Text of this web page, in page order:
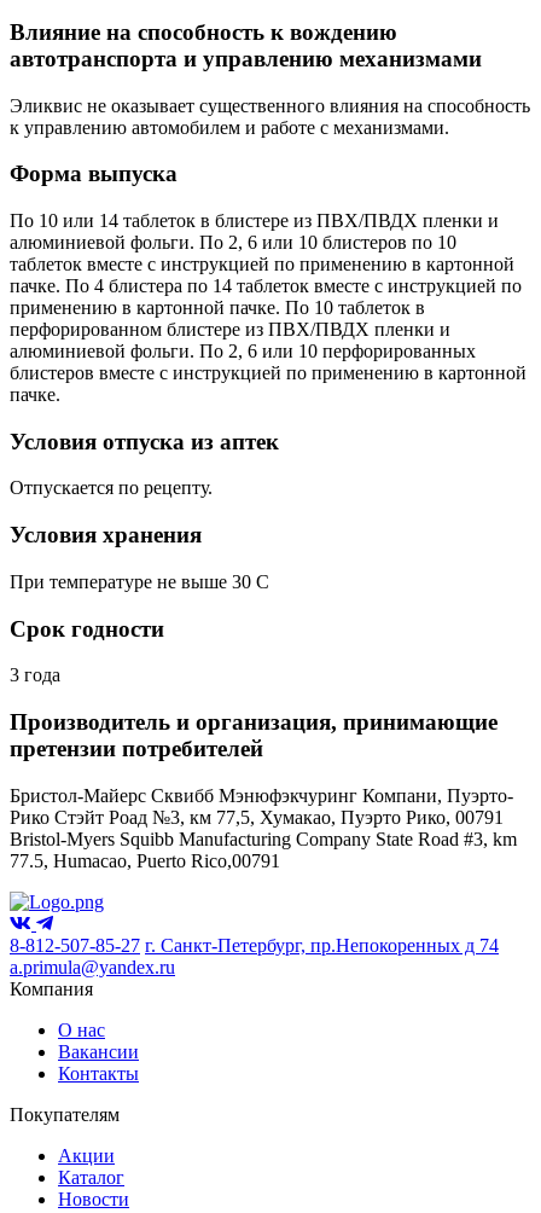
Влияние на способность к вождению
автотранспорта и управлению механизмами
Эликвис не оказывает существенного влияния на способность
к управлению автомобилем и работе с механизмами.
Форма выпуска
По 10 или 14 таблеток в блистере из ПВХ/ПВДХ пленки и
алюминиевой фольги. По 2, 6 или 10 блистеров по 10
таблеток вместе с инструкцией по применению в картонной
пачке. По 4 блистера по 14 таблеток вместе с инструкцией по
применению в картонной пачке. По 10 таблеток в
перфорированном блистере из ПВХ/ПВДХ пленки и
алюминиевой фольги. По 2, 6 или 10 перфорированных
блистеров вместе с инструкцией по применению в картонной
пачке.
Условия отпуска из аптек
Отпускается по рецепту.
Условия хранения
При температуре не выше 30 C
Срок годности
3 года
Производитель и организация, принимающие
претензии потребителей
Бристол-Майерс Сквибб Мэнюфэкчуринг Компани, Пуэрто-
Рико Стэйт Роад №3, км 77,5, Хумакао, Пуэрто Рико, 00791
Bristol-Myers Squibb Manufacturing Company State Road #3, km
77.5, Humacao, Puerto Rico,00791
8-812-507-85-27 г. Санкт-Петербург, пр.Непокоренных д 74
a.primula@yandex.ru
Компания
О нас
Вакансии
Контакты
Покупателям
Акции
Каталог
Новости